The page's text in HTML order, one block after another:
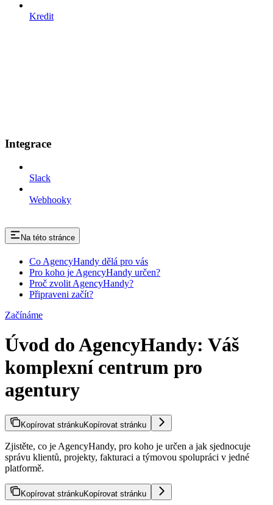
Kredit
Integrace
Slack
Webhooky
Na této stránce
Co AgencyHandy dělá pro vás
Pro koho je AgencyHandy určen?
Proč zvolit AgencyHandy?
Připraveni začít?
Začínáme
Úvod do AgencyHandy: Váš
komplexní centrum pro
agentury
Kopírovat stránkuKopírovat stránku
Zjistěte, co je AgencyHandy, pro koho je určen a jak sjednocuje
správu klientů, projekty, fakturaci a týmovou spolupráci v jedné
platformě.
Kopírovat stránkuKopírovat stránku